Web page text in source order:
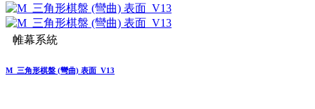
帷幕系統
M_三角形棋盤 (彎曲) 表面_V13